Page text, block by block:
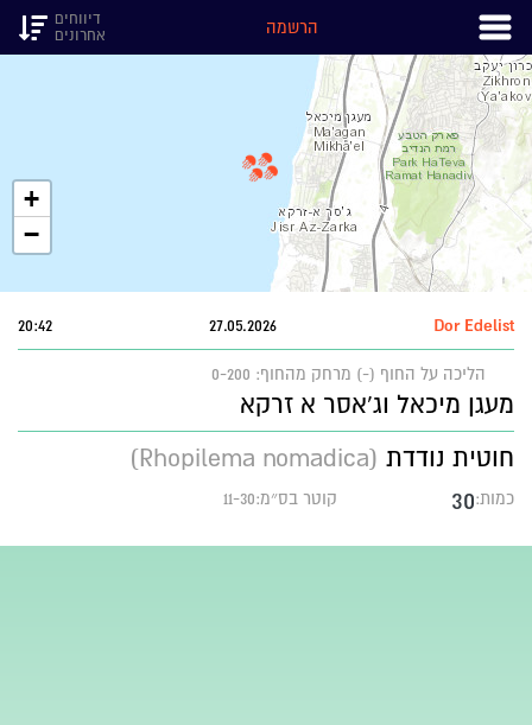
הרשמה
דיווחים
אחרונים
+
−
Dor Edelist
27.05.2026
20:42
הליכה על החוף (-) מרחק מהחוף: 0-200
מעגן מיכאל וג'אסר א זרקא
חוטית נודדת (Rhopilema nomadica)
כמות:30 קוטר בס״מ:11-30